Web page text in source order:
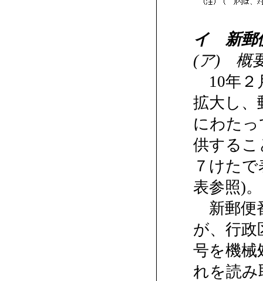
イ 新郵
(ア) 概
10年２
拡大し、
にわた
供するこ
７けた
表参照)。
新郵便
が、行政
号を機械
れを読み